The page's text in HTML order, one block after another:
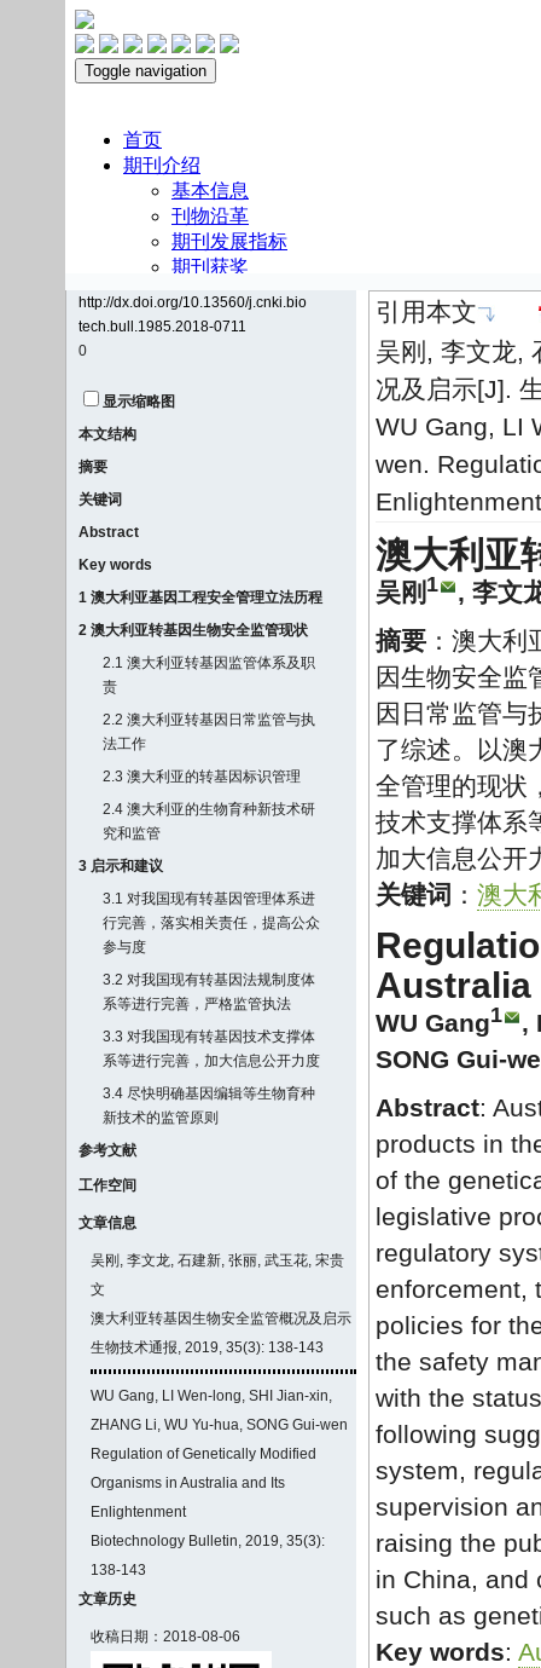
http://dx.doi.org/10.13560/j.cnki.bio
tech.bull.1985.2018-0711
0
显示缩略图
本文结构
摘要
关键词
Abstract
Key words
1 澳大利亚基因工程安全管理立法历程
2 澳大利亚转基因生物安全监管现状
2.1 澳大利亚转基因监管体系及职
责
2.2 澳大利亚转基因日常监管与执
法工作
2.3 澳大利亚的转基因标识管理
2.4 澳大利亚的生物育种新技术研
究和监管
3 启示和建议
3.1 对我国现有转基因管理体系进
行完善，落实相关责任，提高公众
参与度
3.2 对我国现有转基因法规制度体
系等进行完善，严格监管执法
3.3 对我国现有转基因技术支撑体
系等进行完善，加大信息公开力度
3.4 尽快明确基因编辑等生物育种
新技术的监管原则
参考文献
工作空间
文章信息
吴刚, 李文龙, 石建新, 张丽, 武玉花, 宋贵
文
澳大利亚转基因生物安全监管概况及启示
生物技术通报, 2019, 35(3): 138-143
WU Gang, LI Wen-long, SHI Jian-xin,
ZHANG Li, WU Yu-hua, SONG Gui-wen
Regulation of Genetically Modified
Organisms in Australia and Its
Enlightenment
Biotechnology Bulletin, 2019, 35(3):
138-143
文章历史
收稿日期：2018-08-06
引用本文
吴刚, 李文龙,
况及启示[J].
WU Gang, LI
wen.
澳大利亚
吴刚 1 , 李文
摘要 ：澳大
因生物安全监
因日常监管与
了综述。以澳
全管理的现状
技术支撑体系
加大信息公开
关键词 ： 澳大
Australia
WU Gang1 ,
SONG Gui-
Abstract:
products in
of the
legislative
regulatory
enforcement,
policies for
the safety
with the
following
system,
supervision
raising the
in China, and
such as
Key words: